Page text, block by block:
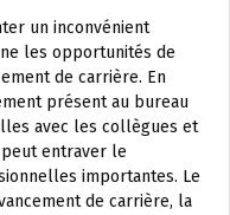
un inconvénient
les opportunités de
de carrière. En
présent au bureau
avec les collègues et
entraver le
importantes. Le
de carrière, la